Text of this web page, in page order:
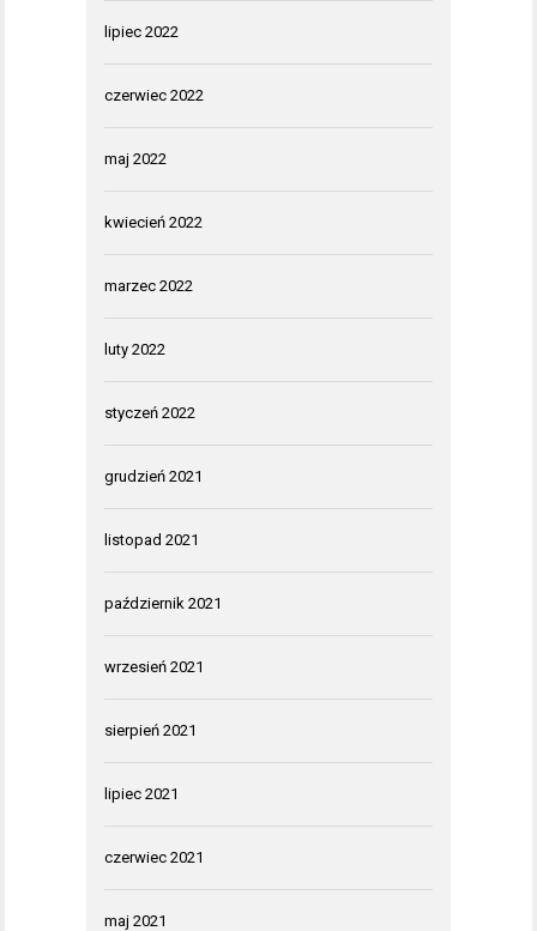
lipiec 2022
czerwiec 2022
maj 2022
kwiecień 2022
marzec 2022
luty 2022
styczeń 2022
grudzień 2021
listopad 2021
październik 2021
wrzesień 2021
sierpień 2021
lipiec 2021
czerwiec 2021
maj 2021